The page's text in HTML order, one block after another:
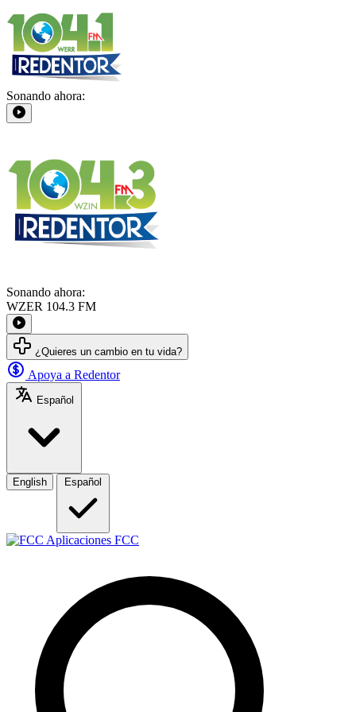
Sonando ahora:
Sonando ahora:
WZER 104.3 FM
¿Quieres un cambio en tu vida?
Apoya a Redentor
Español
English Español
Aplicaciones FCC